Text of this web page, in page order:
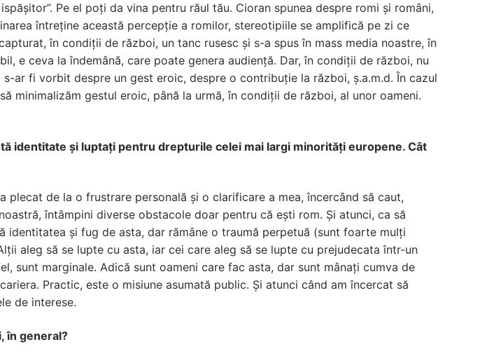
Pe el poți da vina pentru răul tău. Cioran spunea despre romi și români,
întreține această percepție a romilor, stereotipiile se amplifică pe zi ce
în condiții de război, un tanc rusesc și s-a spus în mass media noastre, în
e ceva la îndemână, care poate genera audiență. Dar, în condiții de război, nu
ar fi vorbit despre un gest eroic, despre o contribuție la război, ș.a.m.d. În cazul
minimalizăm gestul eroic, până la urmă, în condiții de război, al unor oameni.
identitate și luptați pentru drepturile celei mai largi minorități europene. Cât
de la o frustrare personală și o clarificare a mea, încercând să caut,
întâmpini diverse obstacole doar pentru că ești rom. Și atunci, ca să
identitatea și fug de asta, dar rămâne o traumă perpetuă (sunt foarte mulți
aleg să se lupte cu asta, iar cei care aleg să se lupte cu prejudecata într-un
sunt marginale. Adică sunt oameni care fac asta, dar sunt mânați cumva de
Practic, este o misiune asumată public. Și atunci când am încercat să
de interese.
în general?